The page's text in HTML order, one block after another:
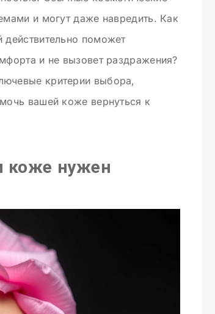
и могут даже навредить. Как
поможет
и не вызовет раздражения?
критерии выбора,
вашей коже вернуться к
коже нужен